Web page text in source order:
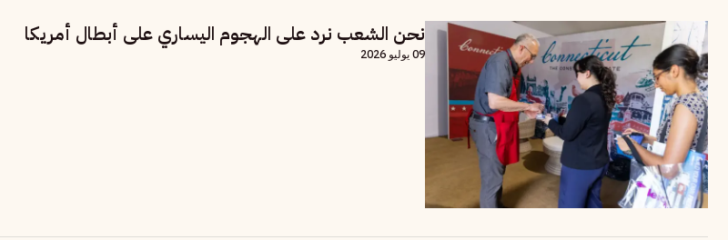
نحن الشعب نرد على الهجوم اليساري على أبطال أمريكا
09 يوليو 2026